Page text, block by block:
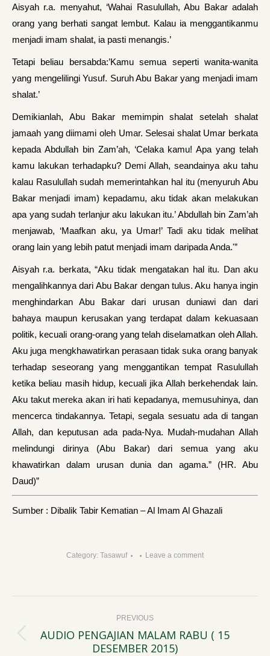
Aisyah r.a. menyahut, ‘Wahai Rasulullah, Abu Bakar adalah
orang yang berhati sangat lembut. Kalau ia menggantikanmu
menjadi imam shalat, ia pasti menangis.’
Tetapi beliau bersabda:’Kamu semua seperti wanita-wanita
yang mengelilingi Yusuf. Suruh Abu Bakar yang menjadi imam
shalat.’
Demikianlah, Abu Bakar memimpin shalat setelah shalat
jamaah yang diimami oleh Umar. Selesai shalat Umar berkata
kepada Abdullah bin Zam’ah, ‘Celaka kamu! Apa yang telah
kamu lakukan terhadapku? Demi Allah, seandainya aku tahu
kalau Rasulullah sudah memerintahkan hal itu (menyuruh Abu
Bakar menjadi imam) kepadamu, aku tidak akan melakukan
apa yang sudah terlanjur aku lakukan itu.’ Abdullah bin Zam’ah
menjawab, ‘Maafkan aku, ya Umar!’ Tadi aku tidak melihat
orang lain yang lebih patut menjadi imam daripada Anda.'”
Aisyah r.a. berkata, “Aku tidak mengatakan hal itu. Dan aku
mengalihkannya dari Abu Bakar dengan tulus. Aku hanya ingin
menghindarkan Abu Bakar dari urusan duniawi dan dari
bahaya maupun kerusakan yang terdapat dalam kekuasaan
politik, kecuali orang-orang yang telah diselamatkan oleh Allah.
Aku juga mengkhawatirkan perasaan tidak suka orang banyak
terhadap seseorang yang menggantikan tempat Rasulullah
ketika beliau masih hidup, kecuali jika Allah berkehendak lain.
Aku takut mereka akan iri hati kepadanya, memusuhinya, dan
mencerca tindakannya. Tetapi, segala sesuatu ada di tangan
Allah, dan keputusan ada pada-Nya. Mudah-mudahan Allah
melindungi dirinya (Abu Bakar) dari semua yang aku
khawatirkan dalam urusan dunia dan agama.” (HR. Abu
Daud)”
Sumber : Dibalik Tabir Kematian – Al Imam Al Ghazali
Category: Tasawuf Leave a comment
navigation PREVIOUS
Previous
AUDIO PENGAJIAN MALAM RABU ( 15
DESEMBER 2015)